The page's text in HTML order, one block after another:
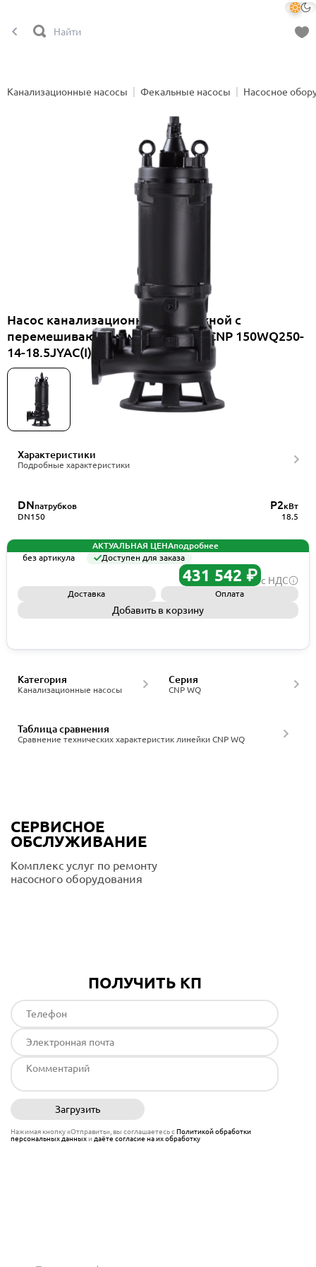
Канализационные насосы Фекальные насосы Насосное
Насос канализационный погружной с
перемешивающим механизмом CNP 150WQ250-
14-18.5JYAC(I)
Характеристики
Подробные характеристики
DNпатрубков
DN150
P2кВт
18.5
АКТУАЛЬНАЯ ЦЕНАподробнее
без артикула
Доступен для заказа
431 542 ₽ с НДС
Доставка Оплата
Добавить в корзину
Канализационные насосы
Категория
CNP WQ
Серия
Сравнение технических характеристик линейки CNP WQ
Таблица сравнения
СЕРВИСНОЕ
ОБСЛУЖИВАНИЕ
Комплекс услуг по ремонту
насосного оборудования
ПОЛУЧИТЬ КП
Загрузить
Нажимая кнопку «Отправить», вы соглашаетесь сПолитикой обработки
персональных данныхи даёте согласие на их обработку